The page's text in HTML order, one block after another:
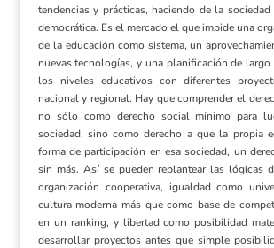
tendencias y prácticas, haciendo de la
democrática. Es el mercado el que impide una
de la educación como sistema, un
nuevas tecnologías, y una planificación de
los niveles educativos con diferentes
nacional y regional. Hay que comprender el
no sólo como derecho social mínimo para
sociedad, sino como derecho a que la propia
forma de participación en esa sociedad, un
sin más. Así se pueden replantear las lógicas
organización cooperativa, igualdad como
cultura moderna más que como base de
en un ranking, y libertad como posibilidad
desarrollar proyectos antes que simple